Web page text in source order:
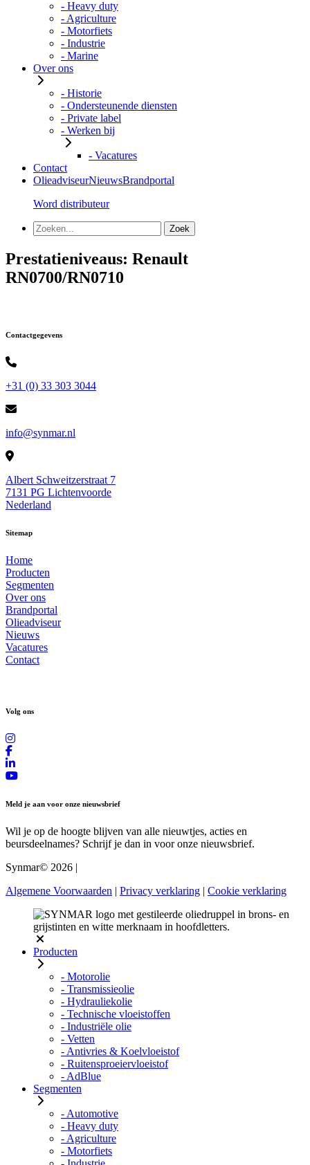
- Heavy duty
- Agriculture
- Motorfiets
- Industrie
- Marine
Over ons
- Historie
- Ondersteunende diensten
- Private label
- Werken bij
- Vacatures
Contact
OlieadviseurNieuwsBrandportal
Word distributeur
Prestatieniveaus: Renault
RN0700/RN0710
Contactgegevens
+31 (0) 33 303 3044
info@synmar.nl
Albert Schweitzerstraat 7
7131 PG Lichtenvoorde
Nederland
Sitemap
Home
Producten
Segmenten
Over ons
Brandportal
Olieadviseur
Nieuws
Vacatures
Contact
Volg ons
Meld je aan voor onze nieuwsbrief
Wil je op de hoogte blijven van alle nieuwtjes, acties en
beursdeelnames? Schrijf je dan in voor onze nieuwsbrief.
Synmar© 2026 |
Algemene Voorwaarden | Privacy verklaring | Cookie verklaring
Producten
- Motorolie
- Transmissieolie
- Hydrauliekolie
- Technische vloeistoffen
- Industriële olie
- Vetten
- Antivries & Koelvloeistof
- Ruitensproeiervloeistof
- AdBlue
Segmenten
- Automotive
- Heavy duty
- Agriculture
- Motorfiets